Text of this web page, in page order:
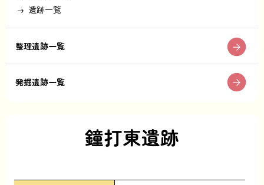
遺跡一覧
整理遺跡一覧
発掘遺跡一覧
鐘打東遺跡